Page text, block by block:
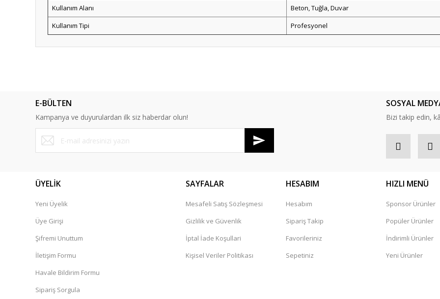
Kullanım Alanı
Beton, Tuğla, Duvar
Kullanım Tipi
Profesyonel
Ürün bilgilerinde hatalar bulunuyor.
Ürün fiyatı diğer sitelerden daha pahalı.
Bu ürüne benzer farklı alternatifler olmalı.
E-BÜLTEN
Kampanya ve duyurulardan ilk siz haberdar olun!
SOSYAL
Bizi takip edin,
ÜYELİK
Yeni Üyelik
Üye Girişi
Şifremi Unuttum
İletişim Formu
Havale Bildirim Formu
Sipariş Sorgula
SAYFALAR
Mesafeli Satış Sözleşmesi
Gizlilik ve Güvenlik
İptal İade Koşullari
Kişisel Veriler Politikası
HESABIM
Hesabım
Sipariş Takip
Favorileriniz
Sepetiniz
HIZLI MENÜ
Sponsor Ürünler
Popüler Ürünler
İndirimli Ürünler
Yeni Ürünler